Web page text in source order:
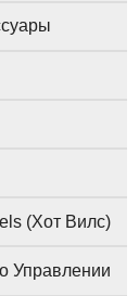
(Хот Вилс)
Управлении